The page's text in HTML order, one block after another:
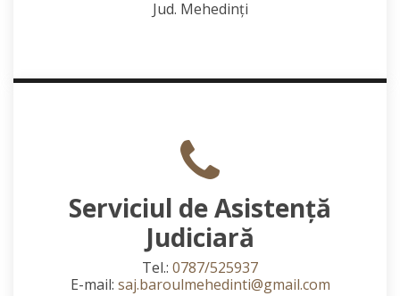
Jud. Mehedinţi
Serviciul de Asistență
Judiciară
Tel.: 0787/525937
E-mail: saj.baroulmehedinti@gmail.com